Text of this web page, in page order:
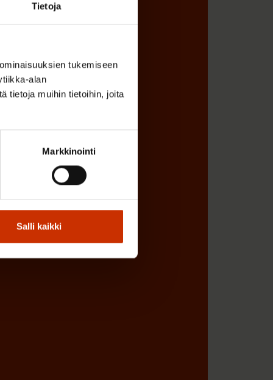
Tietoja
tukemiseen
alan
tietoja muihin tietoihin, joita
Markkinointi
Salli kaikki